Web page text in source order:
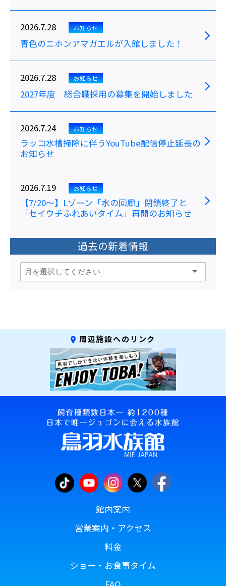
2026.7.28 お知らせ
青色のニホンアマガエルが入館しました！
2026.7.28 お知らせ
2027年度 総合職採用の募集を開始しました
2026.7.24 お知らせ
ラッコ水槽掃除に伴うYouTube配信停止延長の
お知らせ
2026.7.19 お知らせ
【7/20～】Lゾーン「水の回廊」閉鎖終了と
「セイウチふれあいタイム」再開のお知らせ
過去の新着情報
周辺施設へのリンク
館内案内
営業案内・アクセス
料金
ショー・お食事タイム